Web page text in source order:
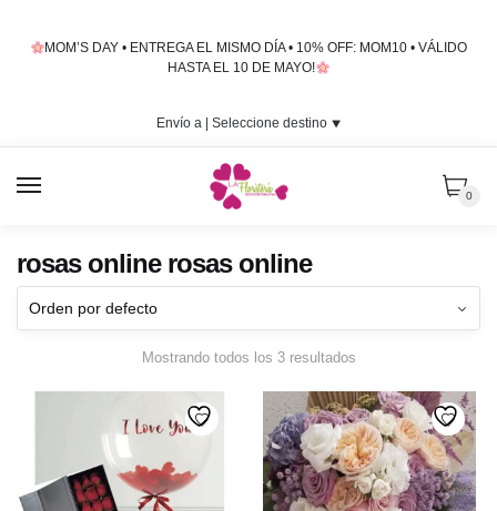
MOM’S DAY • ENTREGA EL MISMO DÍA • 10% OFF: MOM10 • VÁLIDO
HASTA EL 10 DE MAYO!
Envío a | Seleccione destino⯆
0
rosas online rosas online
Mostrando todos los 3 resultados